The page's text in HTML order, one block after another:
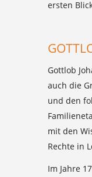
ersten
Gottlob
auch die
und den
mit den
Rechte in
Im Jahre